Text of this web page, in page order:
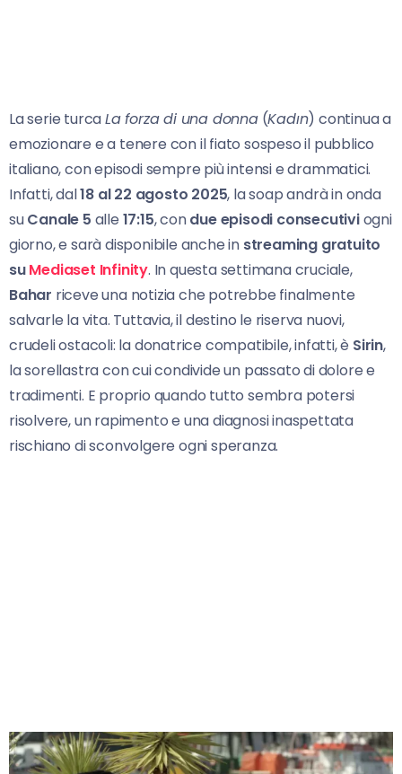
La serie turcaLa forza di una donna(Kadın) continua a
emozionare e a tenere con il fiato sospeso il pubblico
italiano, con episodi sempre più intensi e drammatici.
Infatti, dal18 al 22 agosto 2025, la soap andrà in onda
suCanale 5 alle 17:15, condue episodi consecutiviogni
giorno, e sarà disponibile anche in streaming gratuito
suMediaset Infinity. In questa settimana cruciale,
Bahar riceve una notizia che potrebbe finalmente
salvarle la vita. Tuttavia, il destino le riserva nuovi,
crudeli ostacoli: la donatrice compatibile, infatti, è Sirin,
la sorellastra con cui condivide un passato di dolore e
tradimenti. E proprio quando tutto sembra potersi
risolvere, un rapimento e una diagnosi inaspettata
rischiano di sconvolgere ogni speranza.